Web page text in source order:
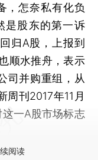
，怎奈私有化负
是股东的第一诉
归A股，上报到
顺水推舟，表示
司并购重组，从
周刊2017年11月
这一A股市场标志
阅读